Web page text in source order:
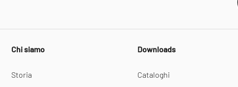
Chi siamo
Storia
Downloads
Cataloghi